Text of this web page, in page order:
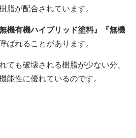
脂が配合されています。
無機有機ハイブリッド塗料』『無機
ばれることがあります。
ても破壊される樹脂が少ない分、
能性に優れているのです。